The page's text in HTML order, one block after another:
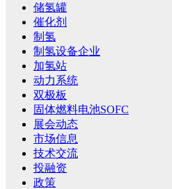
储氢罐
催化剂
制氢
制氢设备企业
加氢站
动力系统
双极板
固体燃料电池SOFC
展会动态
市场信息
技术交流
投融资
政策